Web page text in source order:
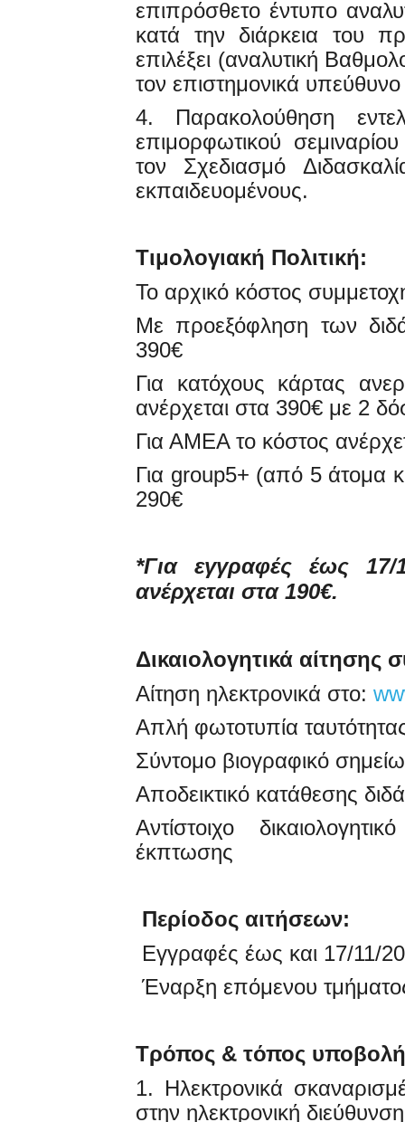
επιπρόσθετο έντυπο
κατά την διάρκεια του
επιλέξει (αναλυτική
τον επιστημονικά
4. Παρακολούθηση
επιμορφωτικού
τον Σχεδιασμό
εκπαιδευομένους.
Τιμολογιακή Πολιτική:
Το αρχικό κόστος
Με προεξόφληση των
390€
Για κατόχους κάρτας
ανέρχεται στα 390€ με 2
Για ΑΜΕΑ το κόστος
Για group5+ (από 5 άτομα
290€
*Για εγγραφές έως 17/
ανέρχεται στα 190€.
Δικαιολογητικά αίτησης
Αίτηση ηλεκτρονικά στο:
Απλή φωτοτυπία
Σύντομο βιογραφικό
Αποδεικτικό κατάθεσης
Αντίστοιχο
έκπτωσης
Περίοδος αιτήσεων:
Εγγραφές έως και 17/11/
Έναρξη επόμενου
Τρόπος & τόπος
1. Ηλεκτρονικά
στην ηλεκτρονική